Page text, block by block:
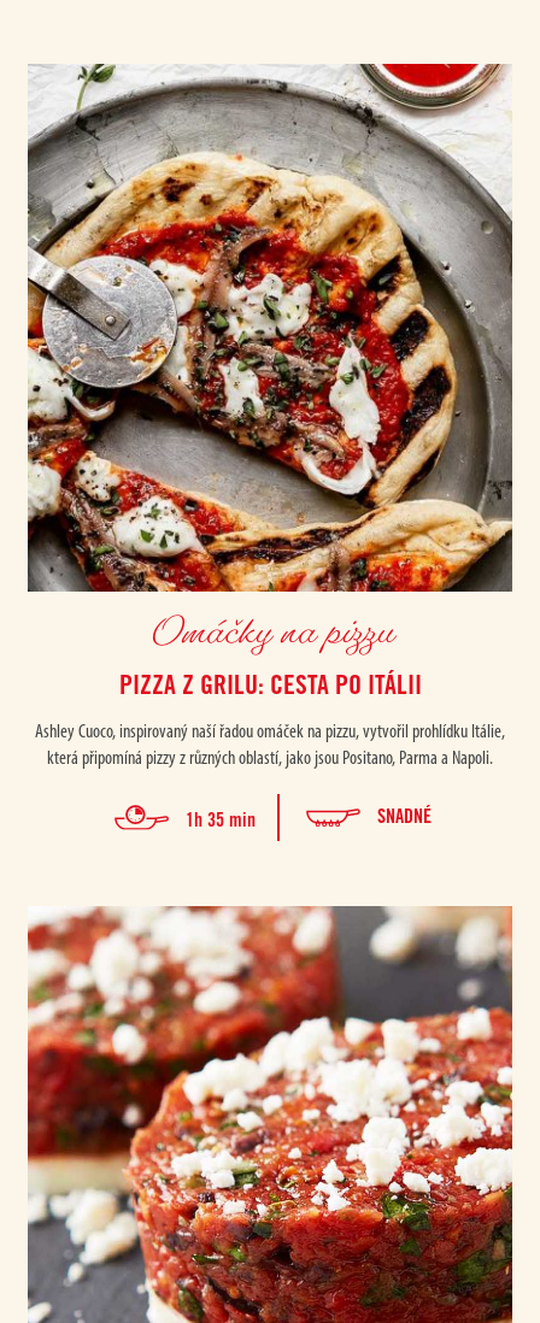
Omáčky na pizzu
PIZZA Z GRILU: CESTA PO ITÁLII
Ashley Cuoco, inspirovaný naší řadou omáček na pizzu, vytvořil prohlídku Itálie,
která připomíná pizzy z různých oblastí, jako jsou Positano, Parma a Napoli.
1h 35 min SNADNÉ